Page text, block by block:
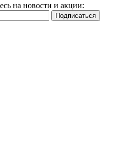
на новости и акции: